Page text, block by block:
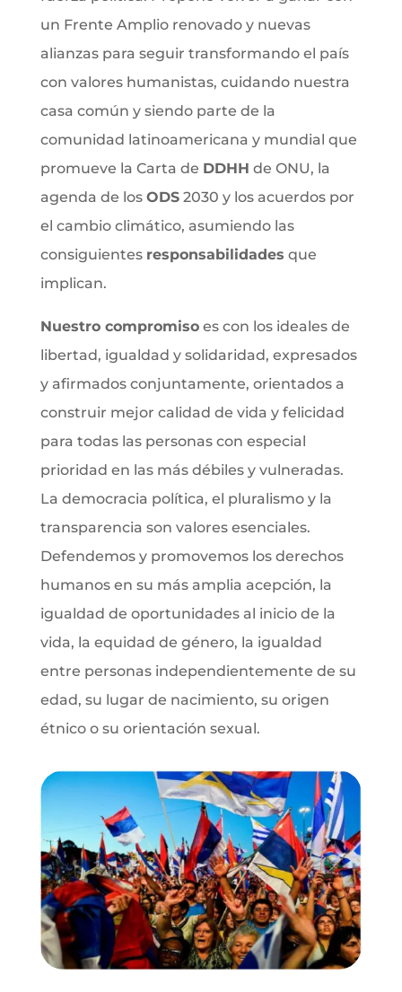
un Frente Amplio renovado y nuevas
alianzas para seguir transformando el país
con valores humanistas, cuidando nuestra
casa común y siendo parte de la
comunidad latinoamericana y mundial que
promueve la Carta de DDHH de ONU, la
agenda de los ODS2030 y los acuerdos por
el cambio climático, asumiendo las
consiguientes responsabilidades que
implican.
Nuestro compromisoes con los ideales de
libertad, igualdad y solidaridad, expresados
y afirmados conjuntamente, orientados a
construir mejor calidad de vida y felicidad
para todas las personas con especial
prioridad en las más débiles y vulneradas.
La democracia política, el pluralismo y la
transparencia son valores esenciales.
Defendemos y promovemos los derechos
humanos en su más amplia acepción, la
igualdad de oportunidades al inicio de la
vida, la equidad de género, la igualdad
entre personas independientemente de su
edad, su lugar de nacimiento, su origen
étnico o su orientación sexual.